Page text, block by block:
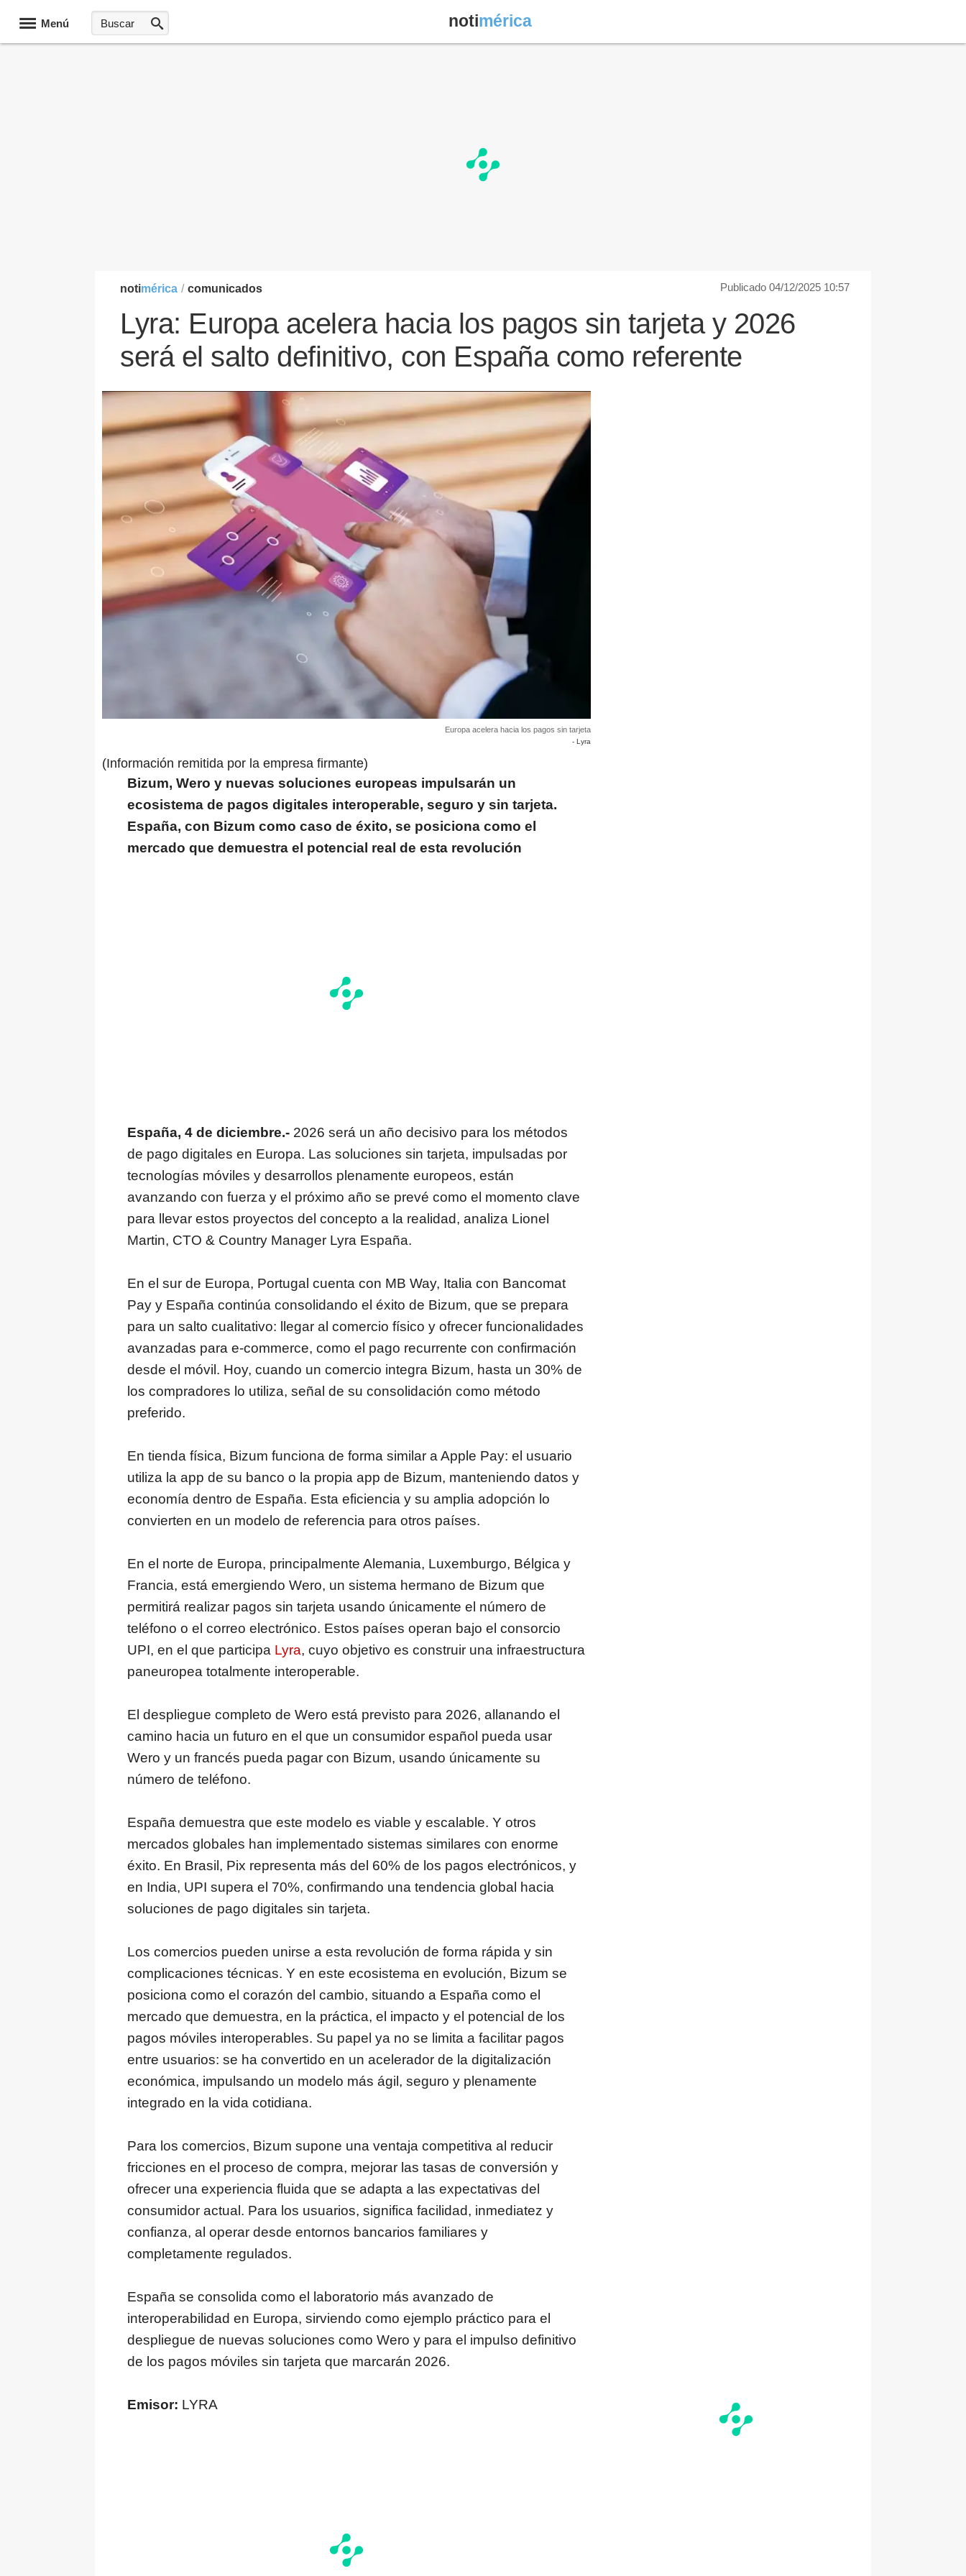
Menú notimérica
notimérica / comunicados Publicado 04/12/2025 10:57
Lyra: Europa acelera hacia los pagos sin tarjeta y 2026
será el salto definitivo, con España como referente
Europa acelera hacia los pagos sin tarjeta
- Lyra
(Información remitida por la empresa firmante)
Bizum, Wero y nuevas soluciones europeas impulsarán un
ecosistema de pagos digitales interoperable, seguro y sin tarjeta.
España, con Bizum como caso de éxito, se posiciona como el
mercado que demuestra el potencial real de esta revolución
España, 4 de diciembre.- 2026 será un año decisivo para los métodos
de pago digitales en Europa. Las soluciones sin tarjeta, impulsadas por
tecnologías móviles y desarrollos plenamente europeos, están
avanzando con fuerza y el próximo año se prevé como el momento clave
para llevar estos proyectos del concepto a la realidad, analiza Lionel
Martin, CTO & Country Manager Lyra España.
En el sur de Europa, Portugal cuenta con MB Way, Italia con Bancomat
Pay y España continúa consolidando el éxito de Bizum, que se prepara
para un salto cualitativo: llegar al comercio físico y ofrecer funcionalidades
avanzadas para e-commerce, como el pago recurrente con confirmación
desde el móvil. Hoy, cuando un comercio integra Bizum, hasta un 30% de
los compradores lo utiliza, señal de su consolidación como método
preferido.
En tienda física, Bizum funciona de forma similar a Apple Pay: el usuario
utiliza la app de su banco o la propia app de Bizum, manteniendo datos y
economía dentro de España. Esta eficiencia y su amplia adopción lo
convierten en un modelo de referencia para otros países.
En el norte de Europa, principalmente Alemania, Luxemburgo, Bélgica y
Francia, está emergiendo Wero, un sistema hermano de Bizum que
permitirá realizar pagos sin tarjeta usando únicamente el número de
teléfono o el correo electrónico. Estos países operan bajo el consorcio
UPI, en el que participa Lyra, cuyo objetivo es construir una infraestructura
paneuropea totalmente interoperable.
El despliegue completo de Wero está previsto para 2026, allanando el
camino hacia un futuro en el que un consumidor español pueda usar
Wero y un francés pueda pagar con Bizum, usando únicamente su
número de teléfono.
España demuestra que este modelo es viable y escalable. Y otros
mercados globales han implementado sistemas similares con enorme
éxito. En Brasil, Pix representa más del 60% de los pagos electrónicos, y
en India, UPI supera el 70%, confirmando una tendencia global hacia
soluciones de pago digitales sin tarjeta.
Los comercios pueden unirse a esta revolución de forma rápida y sin
complicaciones técnicas. Y en este ecosistema en evolución, Bizum se
posiciona como el corazón del cambio, situando a España como el
mercado que demuestra, en la práctica, el impacto y el potencial de los
pagos móviles interoperables. Su papel ya no se limita a facilitar pagos
entre usuarios: se ha convertido en un acelerador de la digitalización
económica, impulsando un modelo más ágil, seguro y plenamente
integrado en la vida cotidiana.
Para los comercios, Bizum supone una ventaja competitiva al reducir
fricciones en el proceso de compra, mejorar las tasas de conversión y
ofrecer una experiencia fluida que se adapta a las expectativas del
consumidor actual. Para los usuarios, significa facilidad, inmediatez y
confianza, al operar desde entornos bancarios familiares y
completamente regulados.
España se consolida como el laboratorio más avanzado de
interoperabilidad en Europa, sirviendo como ejemplo práctico para el
despliegue de nuevas soluciones como Wero y para el impulso definitivo
de los pagos móviles sin tarjeta que marcarán 2026.
Emisor: LYRA